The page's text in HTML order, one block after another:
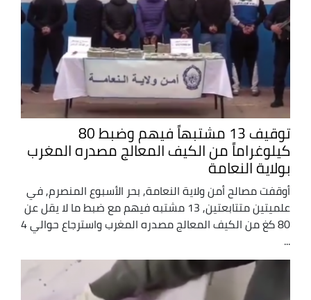
توقيف 13 مشتبهاً فيهم وضبط 80
كيلوغراماً من الكيف المعالج مصدره المغرب
بولاية النعامة
أوقفت مصالح أمن ولاية النعامة, بحر الأسبوع المنصرم, في
علميتين متتابعتين, 13 مشتبه فيهم مع ضبط ما لا يقل عن
80 كغ من الكيف المعالج مصدره المغرب واسترجاع حوالي 4